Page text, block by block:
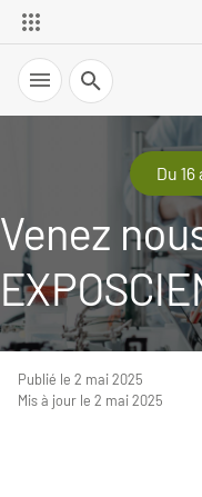
Recherche
Du 16
Venez
Publié le 2 mai 2025
Mis à jour le 2 mai 2025